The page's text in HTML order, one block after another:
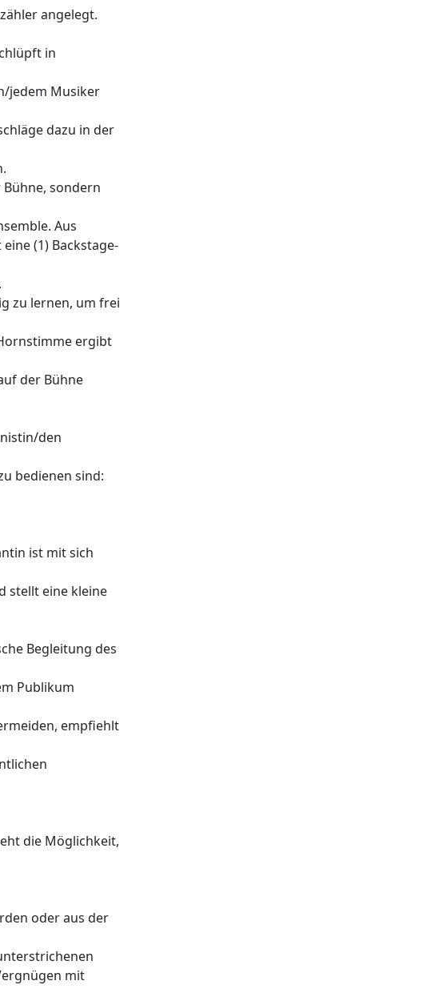
angelegt.
in
jedem Musiker
dazu in der
sondern
Aus
(1) Backstage-
zu lernen, um frei
ergibt
der Bühne
den
bedienen sind:
ist mit sich
stellt eine kleine
Begleitung des
Publikum
empfiehlt
die Möglichkeit,
oder aus der
mit